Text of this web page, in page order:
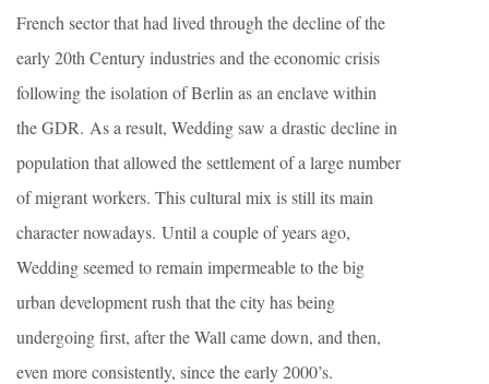
French sector that had lived through the decline of the
early 20th Century industries and the economic crisis
following the isolation of Berlin as an enclave within
the GDR. As a result, Wedding saw a drastic decline in
population that allowed the settlement of a large number
of migrant workers. This cultural mix is still its main
character nowadays. Until a couple of years ago,
Wedding seemed to remain impermeable to the big
urban development rush that the city has being
undergoing first, after the Wall came down, and then,
even more consistently, since the early 2000’s.